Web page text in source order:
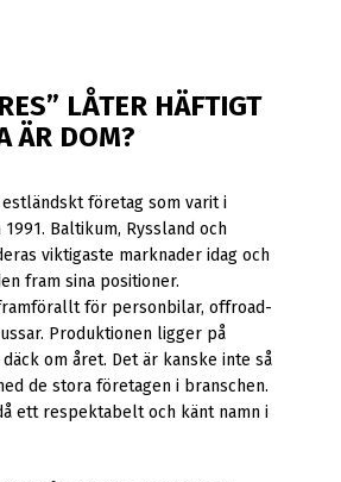
LÅTER HÄFTIGT
ÄR DOM?
företag som varit i
1991. Baltikum, Ryssland och
viktigaste marknader idag och
fram sina positioner.
för personbilar, offroad-
Produktionen ligger på
om året. Det är kanske inte så
de stora företagen i branschen.
ett respektabelt och känt namn i